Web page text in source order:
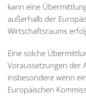
kann eine
außerhalb der
Wirtschaftsraums
Eine solche
Voraussetzungen der
insbesondere wenn
Europäischen